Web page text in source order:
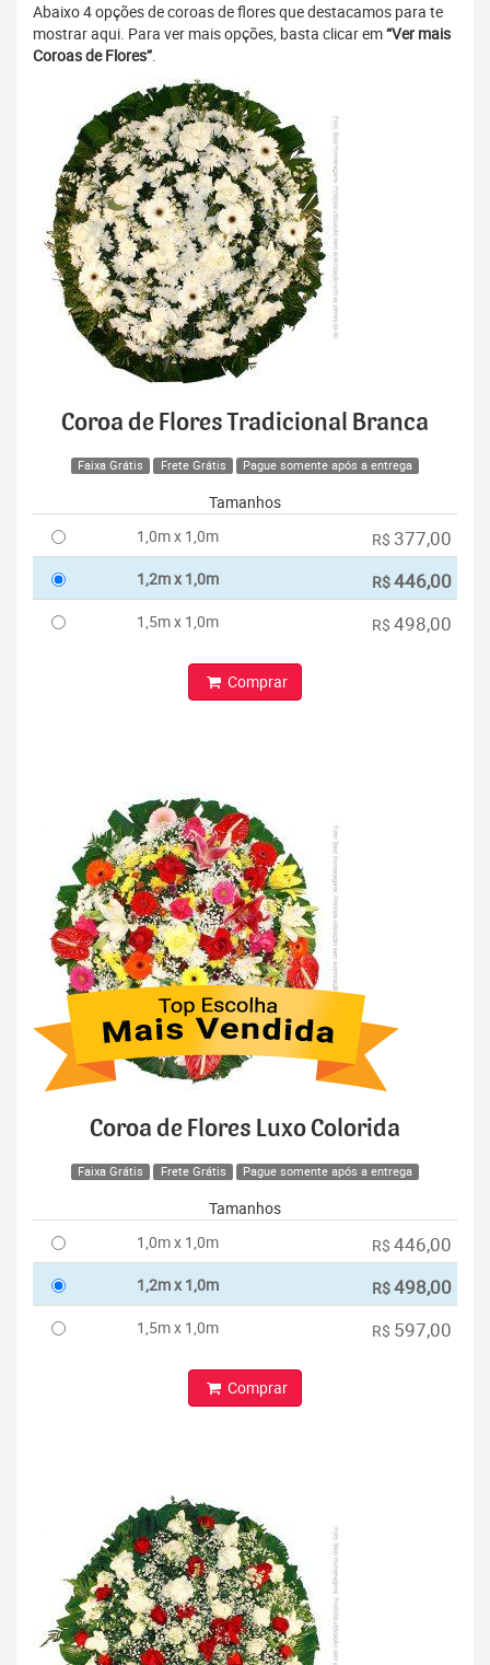
Abaixo 4 opções de coroas de flores que destacamos para te
mostrar aqui. Para ver mais opções, basta clicar em“Ver mais
Coroas de Flores”.
Coroa de Flores Tradicional Branca
Faixa Grátis Frete Grátis Pague somente após a entrega
Tamanhos
1,0m x 1,0m
R$ 377,00
1,2m x 1,0m R$446,00
1,5m x 1,0m R$ 498,00
Comprar
Coroa de Flores Luxo Colorida
Faixa Grátis Frete Grátis Pague somente após a entrega
Tamanhos
1,0m x 1,0m
R$ 446,00
1,2m x 1,0m R$498,00
1,5m x 1,0m R$ 597,00
Comprar